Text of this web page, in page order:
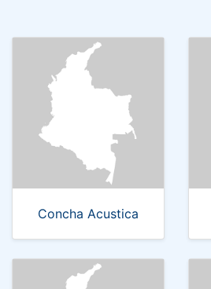
Concha Acustica